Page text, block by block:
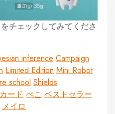
をチェックしてみてくださ
inference Campaign
Limited Edition Mini Robot
school Shields
ード ぺこ ベストセラー
メイロ